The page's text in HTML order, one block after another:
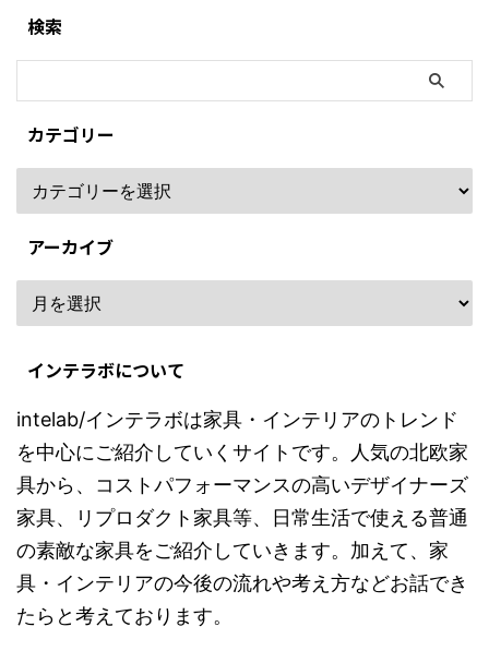
検索
カテゴリー
アーカイブ
インテラボについて
intelab/インテラボは家具・インテリアのトレンド
を中心にご紹介していくサイトです。人気の北欧家
具から、コストパフォーマンスの高いデザイナーズ
家具、リプロダクト家具等、日常生活で使える普通
の素敵な家具をご紹介していきます。加えて、家
具・インテリアの今後の流れや考え方などお話でき
たらと考えております。